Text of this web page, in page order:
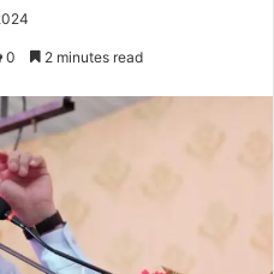
0 2 minutes read